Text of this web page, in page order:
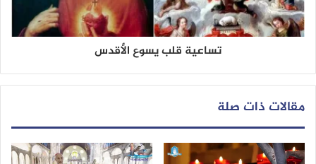
تساعية قلب يسوع الأقدس
مقالات ذات صلة